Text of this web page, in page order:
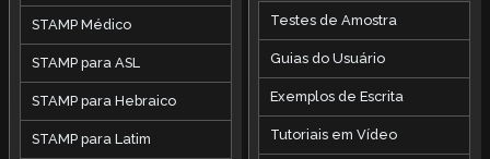
STAMP Médico
STAMP para ASL
STAMP para Hebraico
STAMP para Latim
Testes de Amostra
Guias do Usuário
Exemplos de Escrita
Tutoriais em Vídeo